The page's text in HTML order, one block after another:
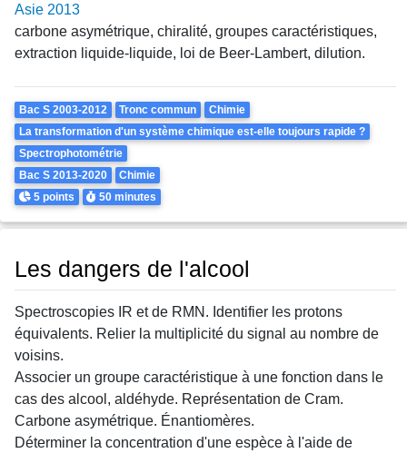
Asie 2013
carbone asymétrique, chiralité, groupes caractéristiques,
extraction liquide-liquide, loi de Beer-Lambert, dilution.
Theme
Bac S 2003-2012 Tronc commun
Chimie
La transformation d'un système chimique est-elle toujours rapide ?
Spectrophotométrie
Bac S 2013-2020
Chimie
Points
5 points Durée
50 minutes
Les dangers de l'alcool
Spectroscopies IR et de RMN. Identifier les protons
équivalents. Relier la multiplicité du signal au nombre de
voisins.
Associer un groupe caractéristique à une fonction dans le
cas des alcool, aldéhyde. Représentation de Cram.
Carbone asymétrique. Énantiomères.
Déterminer la concentration d'une espèce à l'aide de